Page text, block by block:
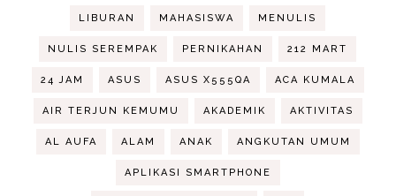
LIBURAN MAHASISWA MENULIS
NULIS SEREMPAK PERNIKAHAN 212 MART
24 JAM ASUS ASUS X555QA ACA KUMALA
AIR TERJUN KEMUMU AKADEMIK AKTIVITAS
AL AUFA ALAM ANAK ANGKUTAN UMUM
APLIKASI SMARTPHONE